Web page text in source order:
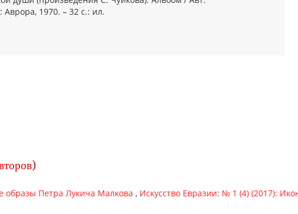
1970. – 32 с.: ил.
образы Петра Лукича Малкова , Искусство Евразии: № 1 (4) (2017):